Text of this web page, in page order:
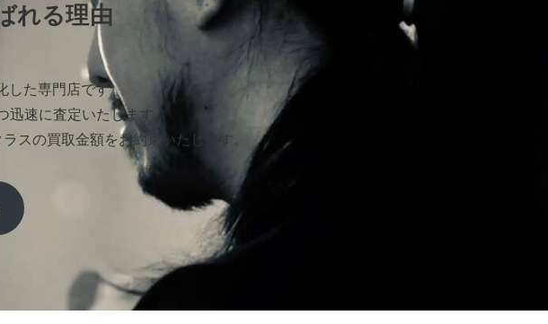
れる理由
した専門店です。
速に査定いたします。
スの買取金額をお約束いたします。